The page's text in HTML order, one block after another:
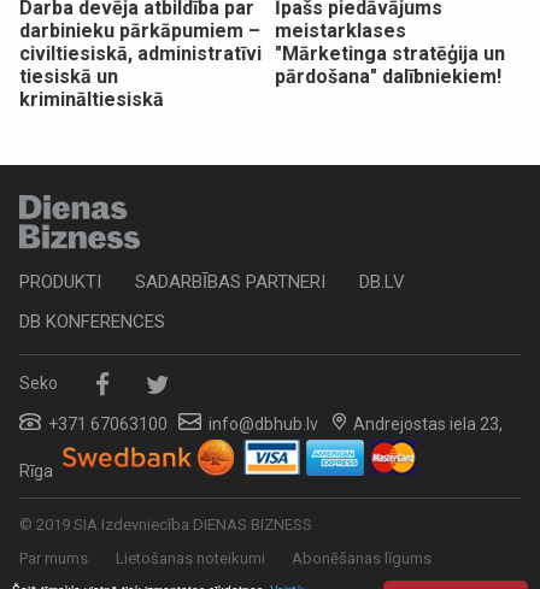
Darba devēja atbildība par
darbinieku pārkāpumiem –
civiltiesiskā, administratīvi
tiesiskā un
krimināltiesiskā
Īpašs piedāvājums
meistarklases
"Mārketinga stratēģija un
pārdošana" dalībniekiem!
PRODUKTI SADARBĪBAS PARTNERI
DB.LV
DB KONFERENCES
Seko
+371 67063100 info@dbhub.lv Andrejostas iela 23,
Rīga
© 2019 SIA Izdevniecība DIENAS BIZNESS
Par mums
Lietošanas noteikumi Abonēšanas līgums